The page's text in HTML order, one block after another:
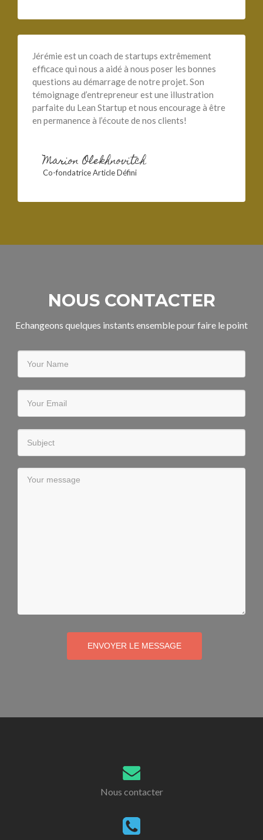
Jérémie est un coach de startups extrêmement
efficace qui nous a aidé à nous poser les bonnes
questions au démarrage de notre projet. Son
témoignage d’entrepreneur est une illustration
parfaite du Lean Startup et nous encourage à être
en permanence à l’écoute de nos clients!
Marion Olekhnovitch
Co-fondatrice Article Défini
NOUS CONTACTER
Echangeons quelques instants ensemble pour faire le point
ENVOYER LE MESSAGE
Nous contacter